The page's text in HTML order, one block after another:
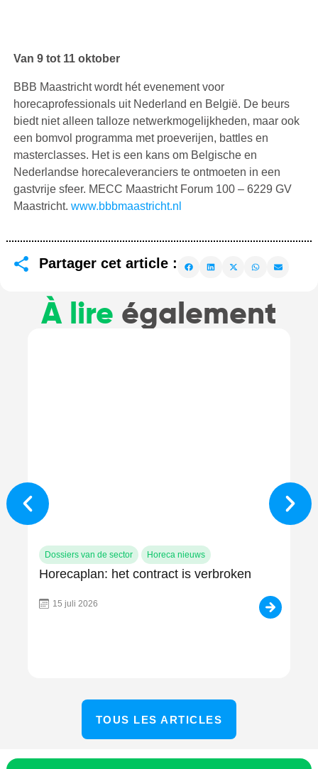
Van 9 tot 11 oktober
BBB Maastricht wordt hét evenement voor
horecaprofessionals uit Nederland en België. De beurs
biedt niet alleen talloze netwerkmogelijkheden, maar ook
een bomvol programma met proeverijen, battles en
masterclasses. Het is een kans om Belgische en
Nederlandse horecaleveranciers te ontmoeten in een
gastvrije sfeer. MECC Maastricht Forum 100 – 6229 GV
Maastricht. www.bbbmaastricht.nl
Partager cet article :
À lire également
Dossiers van de sector Horeca nieuws
Horecaplan: het contract is verbroken
15 juli 2026
TOUS LES ARTICLES